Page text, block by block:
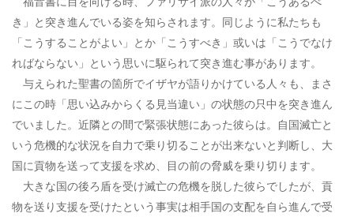
き」と突き進んでいる姿を知らされます。同じように私たちも
「こうすることがよい」とか「こうすべき」或いは「こうでなけ
ればならない」という思いに駆られて突き進む事があります。
与えられた聖書の箇所でイザヤが語りかけている人々も、まさ
にこの時「思い込みからくる見当違い」の状態の只中を突き進ん
でいました。近隣との間で緊張状態にあった彼らは。自国滅亡と
いう危機的な状況を自力で乗り切ることが出来ないと判断し、大
国に貢物を送って支援を求め、目の前の脅威を乗り切ります。
大きな国の後ろ盾を受け滅亡の危機を脱した彼らでしたが、貢
物を送り支援を受けたという事実は相手国の支配を自ら進んで受